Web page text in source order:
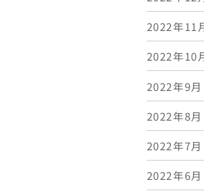
2022年11
2022年10
2022年9月
2022年8月
2022年7月
2022年6月